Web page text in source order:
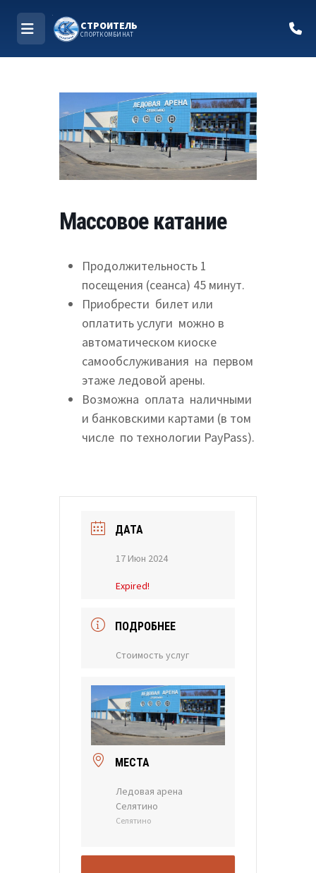
МЕНЮ
СТРОИТЕЛЬ
СПОРТКОМБИНАТ
Массовое катание
Продолжительность 1
посещения (сеанса) 45 минут.
Приобрести билет или
оплатить услуги можно в
автоматическом киоске
самообслуживания на первом
этаже ледовой арены.
Возможна оплата наличными
и банковскими картами (в том
числе по технологии PayPass).
ДАТА
17 Июн 2024
Expired!
ПОДРОБНЕЕ
Стоимость услуг
МЕСТА
Ледовая арена
Селятино
Селятино